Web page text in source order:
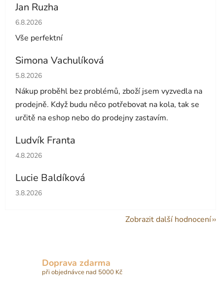
Jan Ruzha
Hodnocení obchodu je 5 z 5 hvězdiček.
6.8.2026
Vše perfektní
Simona Vachulíková
Hodnocení obchodu je 5 z 5 hvězdiček.
5.8.2026
Nákup proběhl bez problémů, zboží jsem vyzvedla na
prodejně. Když budu něco potřebovat na kola, tak se
určitě na eshop nebo do prodejny zastavím.
Ludvík Franta
Hodnocení obchodu je 5 z 5 hvězdiček.
4.8.2026
Lucie Baldíková
Hodnocení obchodu je 5 z 5 hvězdiček.
3.8.2026
Zobrazit další hodnocení
Doprava zdarma
při objednávce nad 5000 Kč